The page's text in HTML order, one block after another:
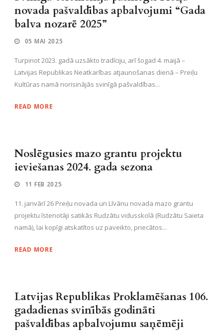
novada pašvaldības apbalvojumi “Gada
balva nozarē 2025”
05 MAI 2025
Turpinot 2023. gadā uzsākto tradīciju, arī šogad 4. maijā –
Latvijas Republikas Neatkarības atjaunošanas dienā – Preiļu
Kultūras namā norisinājās svinīgā pašvaldības...
READ MORE
Noslēgusies mazo grantu projektu
ieviešanas 2024. gada sezona
11 FEB 2025
11. janvārī 26 Preiļu novada un Līvānu novada mazo grantu
projektu īstenotāji satikās Rudzātu vidusskolā (Rudzātu Saieta
namā), lai kopīgi atskatītos uz paveikto, priecātos...
READ MORE
Latvijas Republikas Proklamēšanas 106.
gadadienas svinībās godināti
pašvaldības apbalvojumu saņēmēji